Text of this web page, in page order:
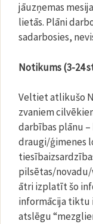
jāuzņemas
lietās. Plāni
sadarbosies,
Notikums (3-24
Veltiet atlikušo
zvaniem
darbības plānu
draugi/ģimenes
pilsētas/
ātri izplatīt šo
informācija tiktu
atslēgu